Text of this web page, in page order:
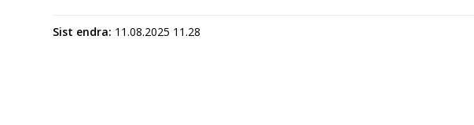
Sist endra 11.08.2025 11.28